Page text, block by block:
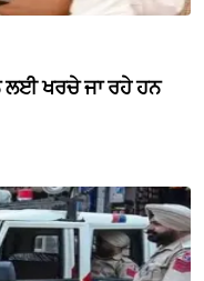
ਲਈ ਖਰਚੇ ਜਾ ਰਹੇ ਹਨ